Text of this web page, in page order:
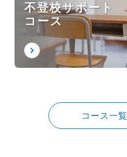
不登校サポート
コース
コース一覧